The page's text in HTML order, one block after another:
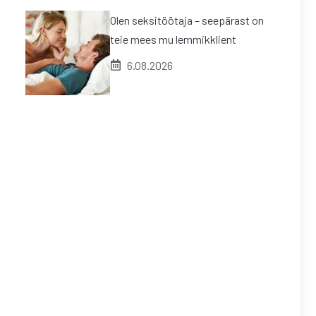
Olen seksitöötaja – seepärast on
teie mees mu lemmikklient
6.08.2026